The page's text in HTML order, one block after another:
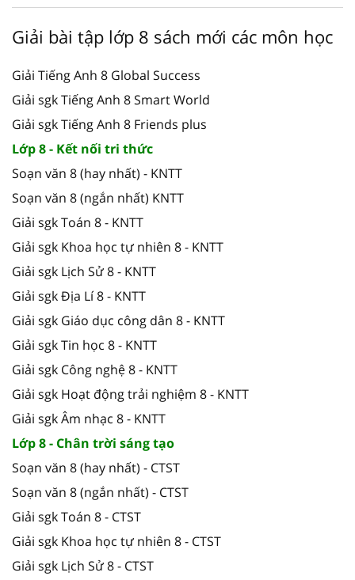
Giải bài tập lớp 8 sách mới các môn học
Giải Tiếng Anh 8 Global Success
Giải sgk Tiếng Anh 8 Smart World
Giải sgk Tiếng Anh 8 Friends plus
Lớp 8 - Kết nối tri thức
Soạn văn 8 (hay nhất) - KNTT
Soạn văn 8 (ngắn nhất) KNTT
Giải sgk Toán 8 - KNTT
Giải sgk Khoa học tự nhiên 8 - KNTT
Giải sgk Lịch Sử 8 - KNTT
Giải sgk Địa Lí 8 - KNTT
Giải sgk Giáo dục công dân 8 - KNTT
Giải sgk Tin học 8 - KNTT
Giải sgk Công nghệ 8 - KNTT
Giải sgk Hoạt động trải nghiệm 8 - KNTT
Giải sgk Âm nhạc 8 - KNTT
Lớp 8 - Chân trời sáng tạo
Soạn văn 8 (hay nhất) - CTST
Soạn văn 8 (ngắn nhất) - CTST
Giải sgk Toán 8 - CTST
Giải sgk Khoa học tự nhiên 8 - CTST
Giải sgk Lịch Sử 8 - CTST